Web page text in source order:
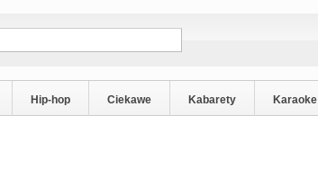
Hip-hop Ciekawe Kabarety Karaoke